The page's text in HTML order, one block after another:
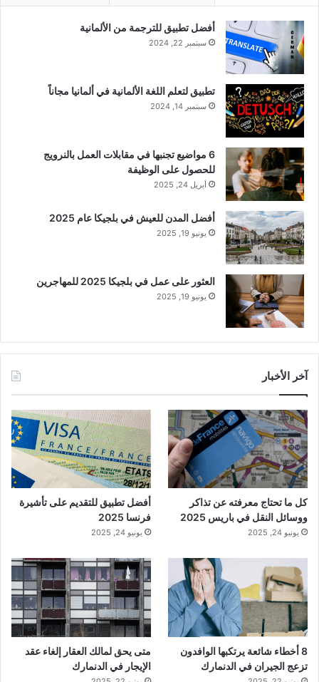
أفضل تطبيق للترجمة من الألمانية
سبتمبر 22, 2024
تطبيق لتعلم اللغة الألمانية في ألمانيا مجاناً
سبتمبر 14, 2024
6 مواضيع تجنبها في مقابلات العمل بالنرويج
للحصول على الوظيفة
أبريل 24, 2025
أفضل المدن للعيش في بلجيكا عام 2025
يونيو 19, 2025
العثور على عمل في بلجيكا 2025 للمهاجرين
يونيو 19, 2025
آخر الأخبار
كل ما تحتاج معرفته عن تذاكر
ووسائل النقل في باريس 2025
يونيو 24, 2025
أفضل تطبيق للتقديم على تأشيرة
فرنسا 2025
يونيو 24, 2025
8 أخطاء شائعة يرتكبها الوافدون
تزعج الجيران في الدنمارك
متى يحق لمالك العقار إلغاء عقد
الإيجار في الدنمارك